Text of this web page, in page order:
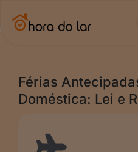
Férias
Doméstica: Lei e